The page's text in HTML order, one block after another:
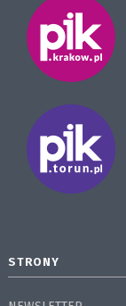
STRONY